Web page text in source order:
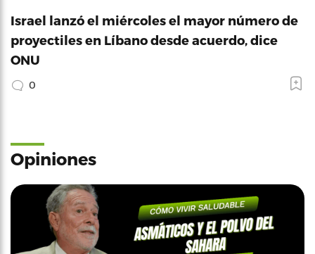
Israel lanzó el miércoles el mayor número de
proyectiles en Líbano desde acuerdo, dice
ONU
0
Opiniones